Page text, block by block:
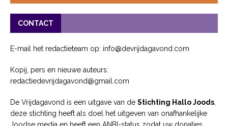
CONTACT
E-mail het redactieteam op: info@devrijdagavond.com
Kopij, pers en nieuwe auteurs:
redactiedevrijdagavond@gmail.com
De Vrijdagavond is een uitgave van de Stichting Hallo Joods
deze stichting heeft als doel het uitgeven van onafhankelijke